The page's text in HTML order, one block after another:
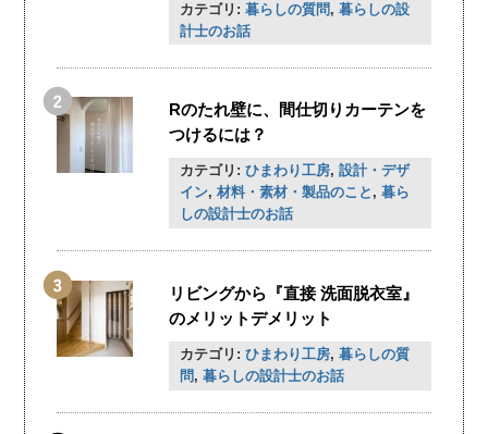
カテゴリ: 暮らしの質問, 暮らしの設
計士のお話
Rのたれ壁に、間仕切りカーテンを
つけるには？
カテゴリ: ひまわり工房, 設計・デザ
イン, 材料・素材・製品のこと , 暮ら
しの設計士のお話
リビングから『直接 洗面脱衣室』
のメリットデメリット
カテゴリ: ひまわり工房, 暮らしの質
問, 暮らしの設計士のお話